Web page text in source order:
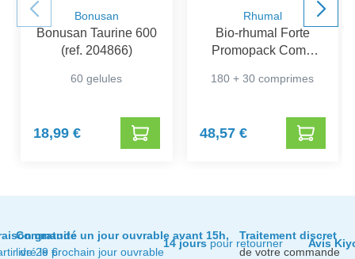
Bonusan
Bonusan Taurine 600
(ref. 204866)
60 gelules
18,99 €
Rhumal
Bio-rhumal Forte
Promopack Comp
180 + 30 comprimes
48,57 €
gratuite
de 29 €
Commandé un jour ouvrable avant 15h,
livré le prochain jour ouvrable
14 jourspour retourner
Traitement discret
de votre commande
Avis